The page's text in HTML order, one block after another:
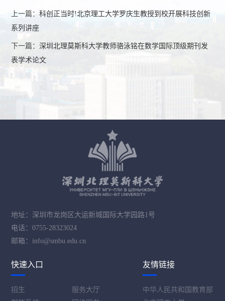
上一篇：科创正当时!北京理工大学罗庆生教授到校开展科技创新
系列讲座
下一篇：深圳北理莫斯科大学教师骆泳铭在数学国际顶级期刊发
表学术论文
地址：深圳市龙岗区大运新城国际大学园路1号
电话：0755-28323024
邮箱：info@smbu.edu.cn
快速入口
招生
服务大厅
友情链接
中华人民共和国教育部